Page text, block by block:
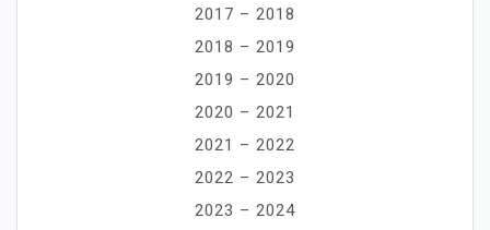
2017 – 2018
2018 – 2019
2019 – 2020
2020 – 2021
2021 – 2022
2022 – 2023
2023 – 2024